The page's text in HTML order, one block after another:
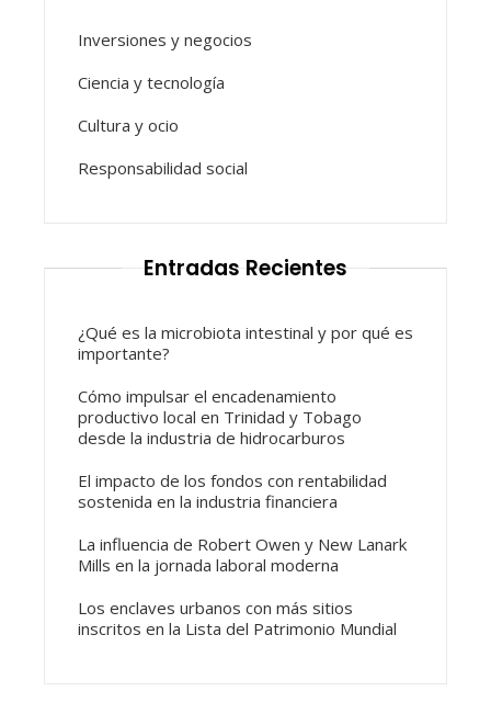
Inversiones y negocios
Ciencia y tecnología
Cultura y ocio
Responsabilidad social
Entradas Recientes
¿Qué es la microbiota intestinal y por qué es
importante?
Cómo impulsar el encadenamiento
productivo local en Trinidad y Tobago
desde la industria de hidrocarburos
El impacto de los fondos con rentabilidad
sostenida en la industria financiera
La influencia de Robert Owen y New Lanark
Mills en la jornada laboral moderna
Los enclaves urbanos con más sitios
inscritos en la Lista del Patrimonio Mundial